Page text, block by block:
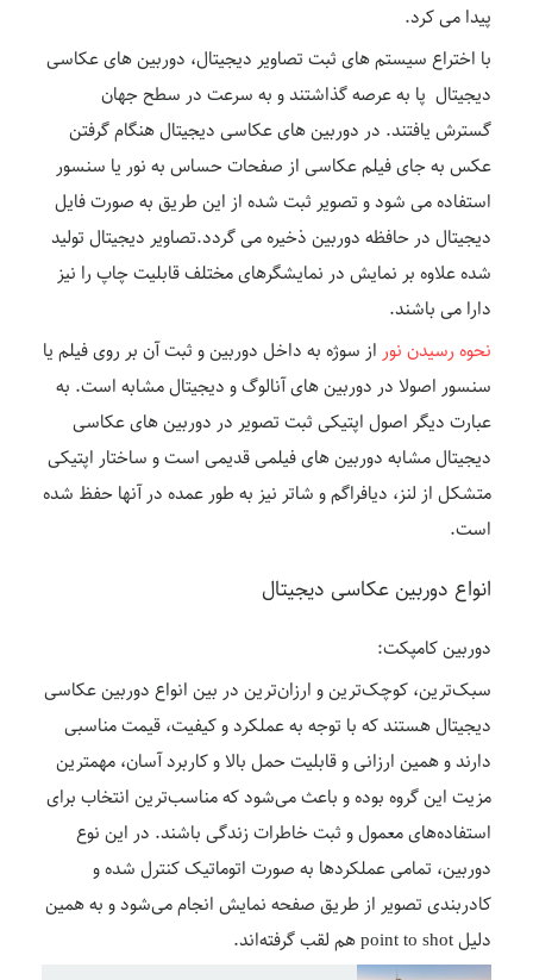
پیدا می کرد.
با اختراع سیستم های ثبت تصاویر دیجیتال، دوربین های عکاسی
دیجیتال پا به عرصه گذاشتند و به سرعت در سطح جهان
گسترش یافتند. در دوربین های عکاسی دیجیتال هنگام گرفتن
عکس به جای فیلم عکاسی از صفحات حساس به نور یا سنسور
استفاده می شود و تصویر ثبت شده از این طریق به صورت فایل
دیجیتال در حافظه دوربین ذخیره می گردد.تصاویر دیجیتال تولید
شده علاوه بر نمایش در نمایشگرهای مختلف قابلیت چاپ را نیز
دارا می باشند.
نحوه رسیدن نوراز سوژه به داخل دوربین و ثبت آن بر روی فیلم یا
سنسور اصولا در دوربین های آنالوگ و دیجیتال مشابه است. به
عبارت دیگر اصول اپتیکی ثبت تصویر در دوربین های عکاسی
دیجیتال مشابه دوربین های فیلمی قدیمی است و ساختار اپتیکی
متشکل از لنز، دیافراگم و شاتر نیز به طور عمده در آنها حفظ شده
است.
انواع دوربین عکاسی دیجیتال
دوربین کامپکت:
سبک‌ترین، کوچک‌ترین و ارزان‌ترین در بین انواع دوربین عکاسی
دیجیتال هستند که با توجه به عملکرد و کیفیت، قیمت مناسبی
دارند و همین ارزانی و قابلیت حمل بالا و کاربرد آسان، مهمترین
مزیت این گروه بوده و باعث می‌شود که مناسب‌ترین انتخاب برای
استفاده‌های معمول و ثبت خاطرات زندگی باشند. در این نوع
دوربین، تمامی عملکردها به صورت اتوماتیک کنترل شده و
کادربندی تصویر از طریق صفحه نمایش انجام می‌شود و به همین
دلیل point to shot هم لقب گرفته‌اند.